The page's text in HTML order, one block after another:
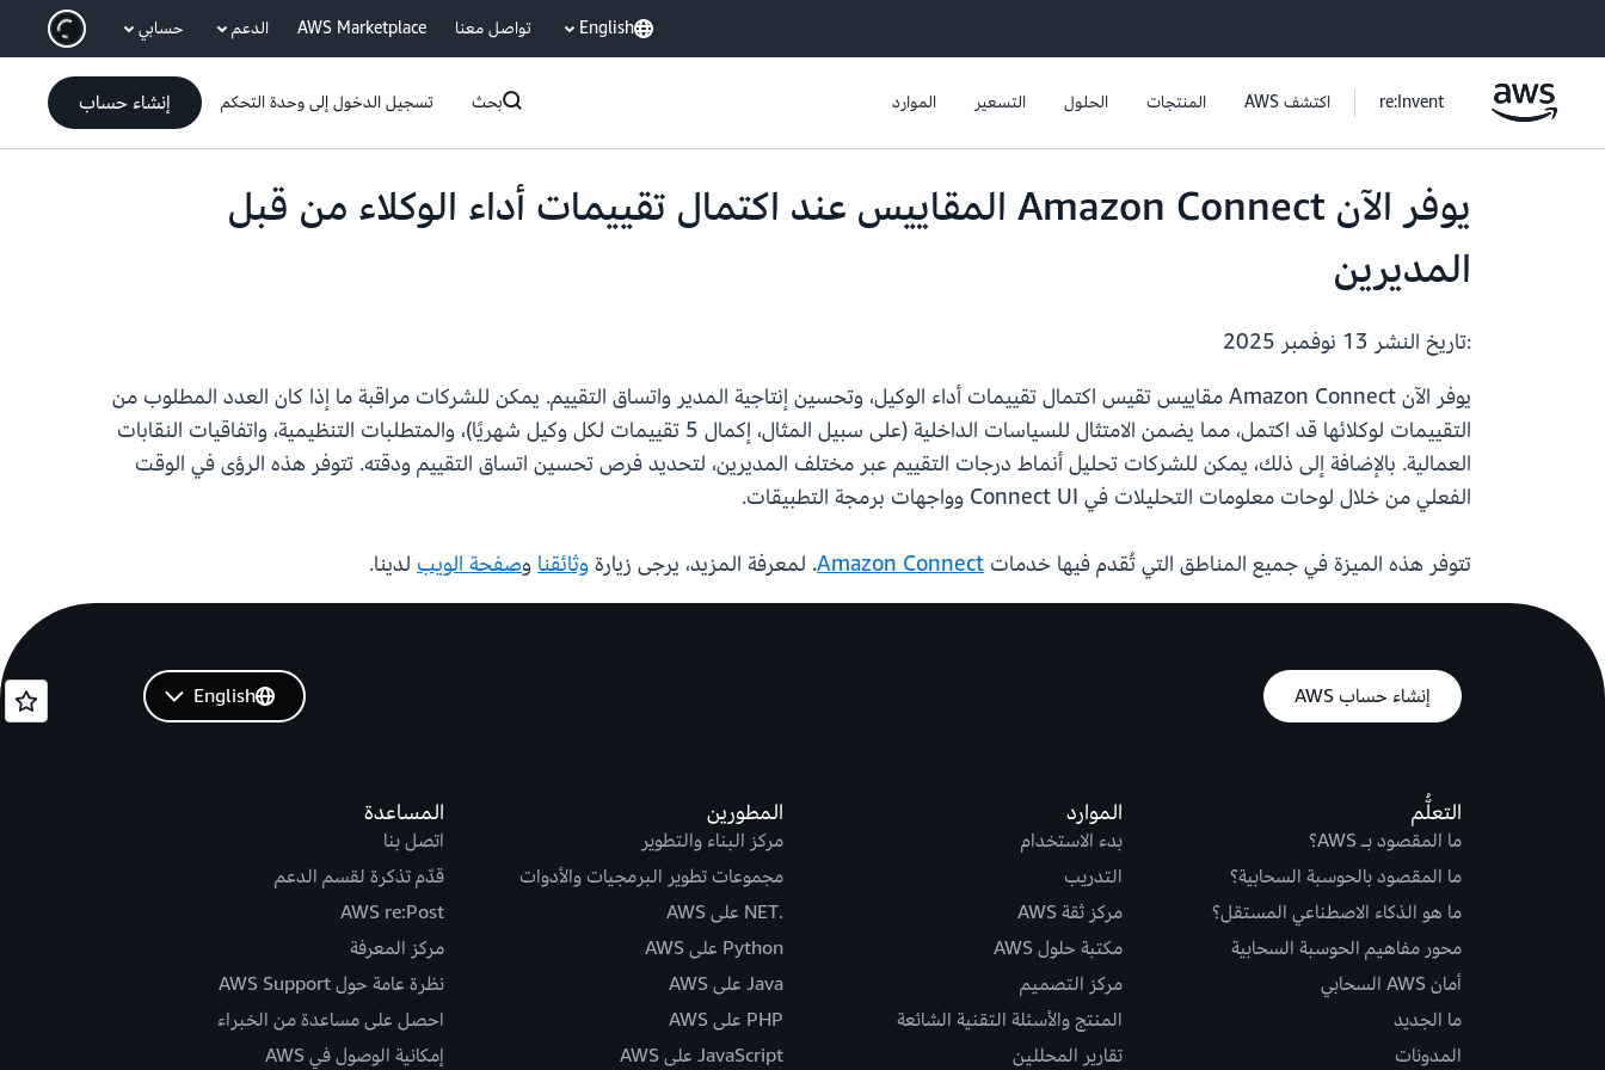
انتقل إلى المحتوى الرئيسي English تواصل معنا AWS Marketplace الدعم حسابي
re:Invent اكتشف AWS المنتجات الحلول التسعير الموارد بحث تسجيل الدخول إلى وحدة التحكم إنشاء حساب
يوفر الآن Amazon Connect المقاييس عند اكتمال تقييمات أداء الوكلاء من قبل
المديرين
:تاريخ النشر
يوفر الآن Amazon Connect مقاييس تقيس اكتمال تقييمات أداء الوكيل، وتحسين إنتاجية المدير واتساق التقييم. يمكن للشركات مراقبة ما إذا كان العدد المطلوب من
التقييمات لوكلائها قد اكتمل، مما يضمن الامتثال للسياسات الداخلية (على سبيل المثال، إكمال 5 تقييمات لكل وكيل شهريًا)، والمتطلبات التنظيمية، واتفاقيات النقابات
العمالية. بالإضافة إلى ذلك، يمكن للشركات تحليل أنماط درجات التقييم عبر مختلف المديرين، لتحديد فرص تحسين اتساق التقييم ودقته. تتوفر هذه الرؤى في الوقت
الفعلي من خلال لوحات معلومات التحليلات في Connect UI وواجهات برمجة التطبيقات.
تتوفر هذه الميزة في جميع المناطق التي تُقدم فيها خدمات Amazon Connect. لمعرفة المزيد، يرجى زيارةوثائقناوصفحة الويب لدينا.
إنشاء حساب AWS
التعلُّم
ما المقصود بـ AWS؟
ما المقصود بالحوسبة السحابية؟
ما هو الذكاء الاصطناعي المستقل؟
محور مفاهيم الحوسبة السحابية
أمان AWS السحابي
ما الجديد
المدونات
الموارد
بدء الاستخدام
التدريب
مركز ثقة AWS
مكتبة حلول AWS
مركز التصميم
المنتج والأسئلة التقنية الشائعة
تقارير المحللين
المطورين
مركز البناء والتطوير
مجموعات تطوير البرمجيات والأدوات
.NET على AWS
Python على AWS
Java على AWS
PHP على AWS
JavaScript على AWS
المساعدة
اتصل بنا
قدّم تذكرة لقسم الدعم
AWS re:Post
مركز المعرفة
نظرة عامة حول AWS Support
احصل على مساعدة من الخبراء
إمكانية الوصول في AWS
English